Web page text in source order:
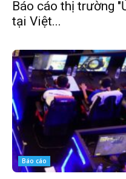
Báo cáo thị trường
tại Việt...
Báo cáo